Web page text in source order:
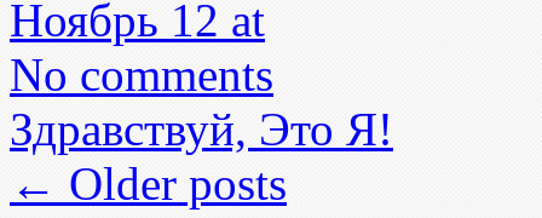
Ноябрь 12 at
No comments
Здравствуй, Это Я!
← Older posts